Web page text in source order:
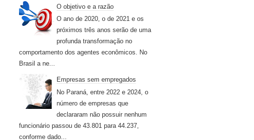
O objetivo e a razão
O ano de 2020, o de 2021 e os
próximos três anos serão de uma
profunda transformação no
comportamento dos agentes econômicos. No
Brasil a ne...
Empresas sem empregados
No Paraná, entre 2022 e 2024, o
número de empresas que
declararam não possuir nenhum
funcionário passou de 43.801 para 44.237,
conforme dado...